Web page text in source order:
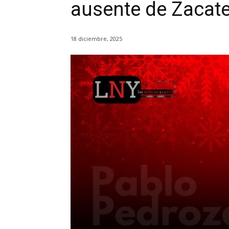
ausente de
18 diciembre, 2025